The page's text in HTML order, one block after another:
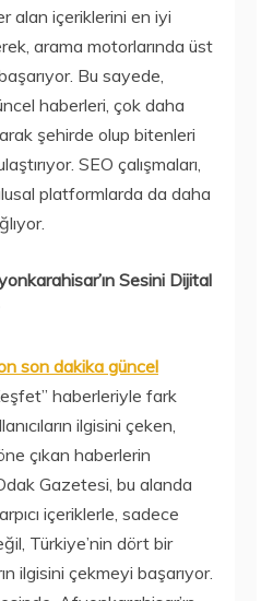
alan içeriklerini en iyi
arama motorlarında üst
Bu sayede,
haberleri, çok daha
şehirde olup bitenleri
SEO çalışmaları,
platformlarda da daha
Sesini Dijital
son dakika güncel
haberleriyle fark
ilgisini çeken,
çıkan haberlerin
Gazetesi, bu alanda
içeriklerle, sadece
Türkiye’nin dört bir
ilgisini çekmeyi başarıyor.